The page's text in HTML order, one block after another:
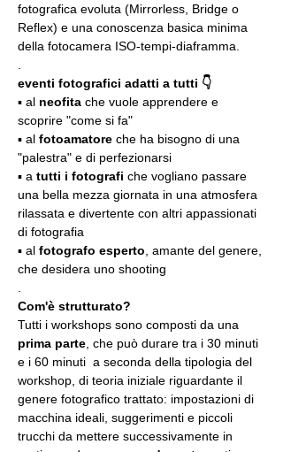
fotografica evoluta (Mirrorless, Bridge o
Reflex) e una conoscenza basica minima
della fotocamera ISO-tempi-diaframma.
eventi fotografici adatti a tutti 👇
▪️ al neofita che vuole apprendere e
scoprire "come si fa"
▪️ al fotoamatore che ha bisogno di una
"palestra" e di perfezionarsi
▪️ a tutti i fotografi che vogliano passare
una bella mezza giornata in una atmosfera
rilassata e divertente con altri appassionati
di fotografia
▪️ al fotografo esperto , amante del genere,
che desidera uno shooting
Com'è strutturato?
Tutti i workshops sono composti da una
prima parte , che può durare tra i 30 minuti
e i 60 minuti  a seconda della tipologia del
workshop, di teoria iniziale riguardante il
genere fotografico trattato: impostazioni di
macchina ideali, suggerimenti e piccoli
trucchi da mettere successivamente in